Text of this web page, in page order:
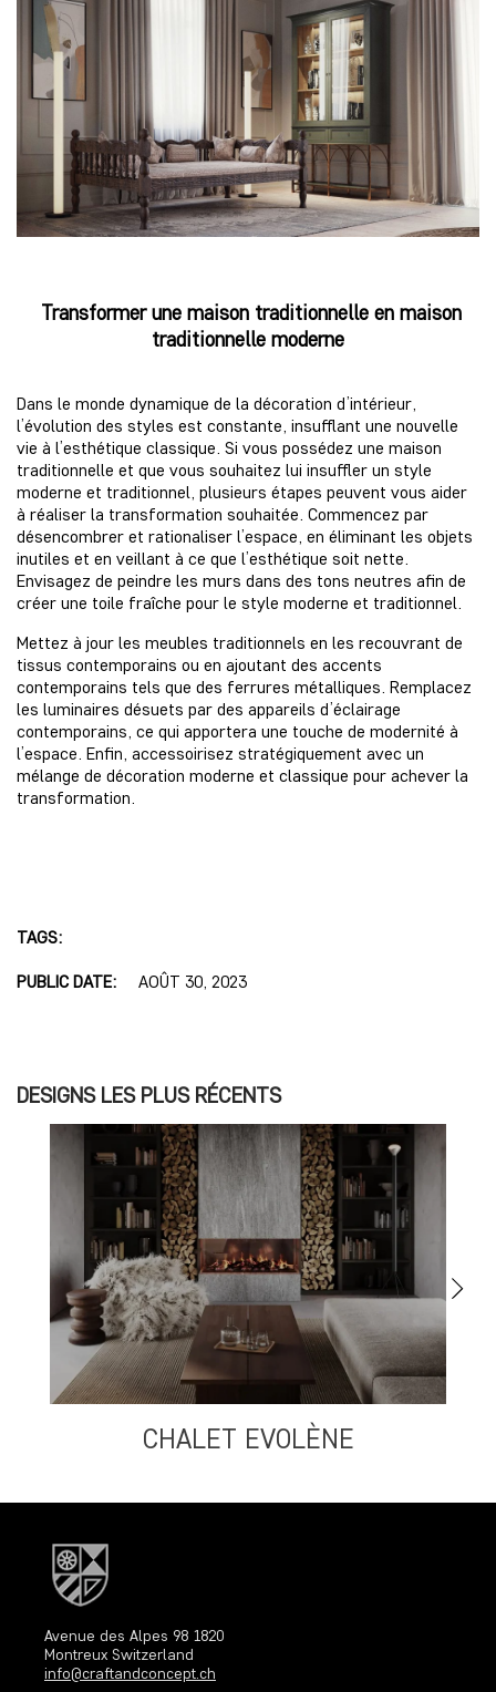
Transformer une maison traditionnelle en maison
traditionnelle moderne
Dans le monde dynamique de la décoration d’intérieur,
l’évolution des styles est constante, insufflant une nouvelle
vie à l’esthétique classique. Si vous possédez une maison
traditionnelle et que vous souhaitez lui insuffler un style
moderne et traditionnel, plusieurs étapes peuvent vous aider
à réaliser la transformation souhaitée. Commencez par
désencombrer et rationaliser l’espace, en éliminant les objets
inutiles et en veillant à ce que l’esthétique soit nette.
Envisagez de peindre les murs dans des tons neutres afin de
créer une toile fraîche pour le style moderne et traditionnel.
Mettez à jour les meubles traditionnels en les recouvrant de
tissus contemporains ou en ajoutant des accents
contemporains tels que des ferrures métalliques. Remplacez
les luminaires désuets par des appareils d’éclairage
contemporains, ce qui apportera une touche de modernité à
l’espace. Enfin, accessoirisez stratégiquement avec un
mélange de décoration moderne et classique pour achever la
transformation.
TAGS:
PUBLIC DATE: AOÛT 30, 2023
DESIGNS LES PLUS RÉCENTS
CHALET EVOLÈNE
Avenue des Alpes 98 1820
Montreux Switzerland
info@craftandconcept.ch